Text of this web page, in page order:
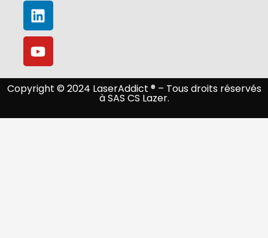
Copyright © 2024 LaserAddict ® – Tous droits réservés
à SAS CS Lazer.